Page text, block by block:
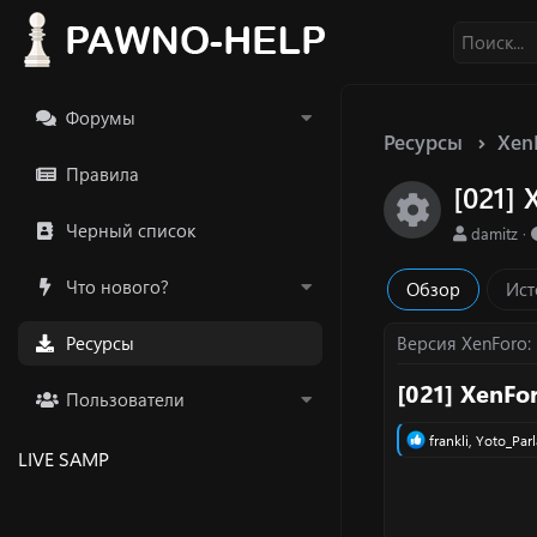
Форумы
Правила
Черный список
Что нового?
Ресурсы
Пользователи
LIVE SAMP
Ресурсы
[021]
А
т
о
damitz
Обзор
Версия XenForo
[021]
Р
frankli,